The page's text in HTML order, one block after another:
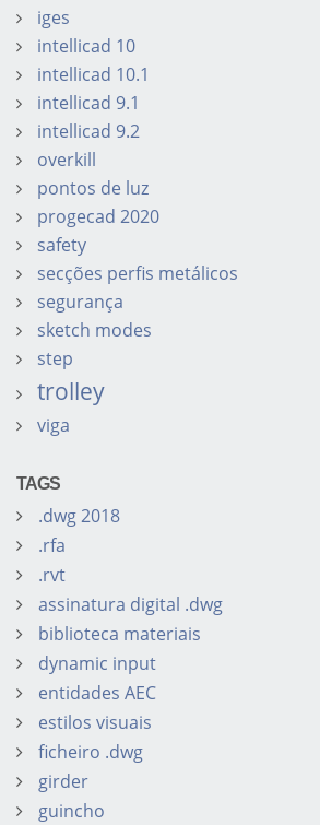
iges
intellicad 10
intellicad 10.1
intellicad 9.1
intellicad 9.2
overkill
pontos de luz
progecad 2020
safety
secções perfis metálicos
segurança
sketch modes
step
trolley
viga
TAGS
.dwg 2018
.rfa
.rvt
assinatura digital .dwg
biblioteca materiais
dynamic input
entidades AEC
estilos visuais
ficheiro .dwg
girder
guincho